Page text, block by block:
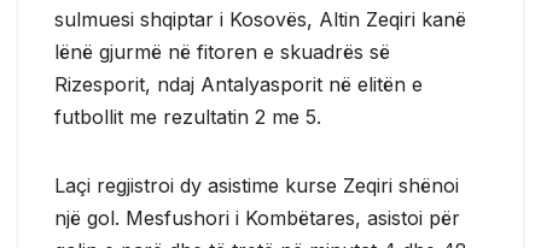
sulmuesi shqiptar i Kosovës, Altin Zeqiri kanë
lënë gjurmë në fitoren e skuadrës së
Rizesporit, ndaj Antalyasporit në elitën e
futbollit me rezultatin 2 me 5.
Laçi regjistroi dy asistime kurse Zeqiri shënoi
një gol. Mesfushori i Kombëtares, asistoi për